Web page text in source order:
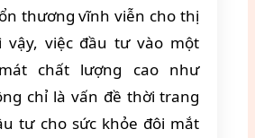
thương vĩnh viễn cho thị
vậy, việc đầu tư vào một
chất lượng cao như
chỉ là vấn đề thời trang
tư cho sức khỏe đôi mắt